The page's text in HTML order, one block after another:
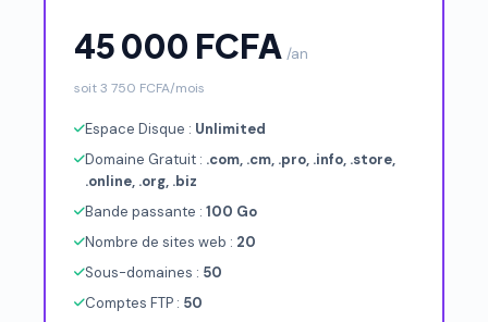
45 000 FCFA /an
soit 3 750 FCFA/mois
Espace Disque : Unlimited
Domaine Gratuit : .com, .cm, .pro, .info, .store,
.online, .org, .biz
Bande passante : 100 Go
Nombre de sites web : 20
Sous-domaines : 50
Comptes FTP : 50